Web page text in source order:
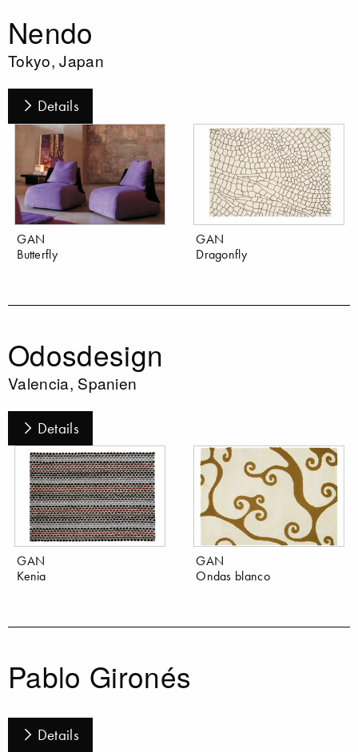
Nendo
Tokyo, Japan
Details
GAN
Butterfly
GAN
Dragonfly
Odosdesign
Valencia, Spanien
Details
GAN
Kenia
GAN
Ondas blanco
Pablo Gironés
Details